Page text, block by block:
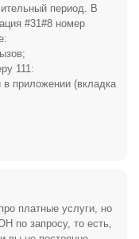
период. В
#31#8 номер
111:
в приложении (вкладка
платные услуги, но
по запросу, то есть,